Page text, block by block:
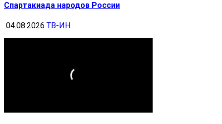
Спартакиада народов России
04.08.2026 ТВ-ИН